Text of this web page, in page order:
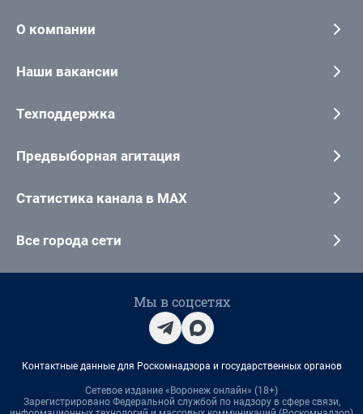
О компании
Наши вакансии
Техподдержка
Предвыборная агитация
Статистика канала в MAX
Все города сети
Мы в соцсетях
Контактные данные для Роскомнадзора и государственных органов
Сетевое издание «Воронеж онлайн» (18+)
Зарегистрировано Федеральной службой по надзору в сфере связи,